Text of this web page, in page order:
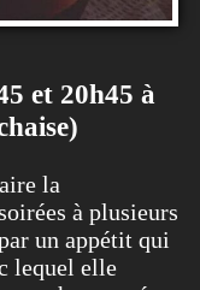
et 20h45 à
la
à plusieurs
un appétit qui
lequel elle